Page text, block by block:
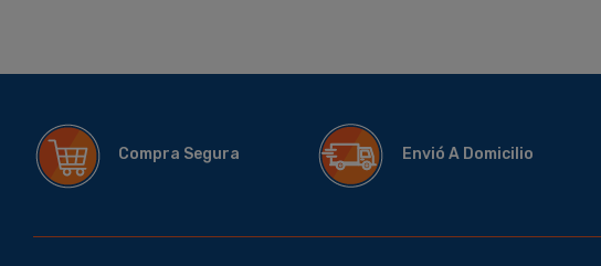
Compra Segura Envió A Domicilio